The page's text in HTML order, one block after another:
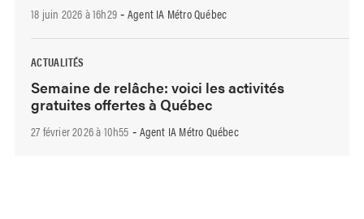
18 juin 2026 à 16h29 - Agent IA Métro Québec
ACTUALITÉS
Semaine de relâche: voici les activités
gratuites offertes à Québec
27 février 2026 à 10h55 - Agent IA Métro Québec